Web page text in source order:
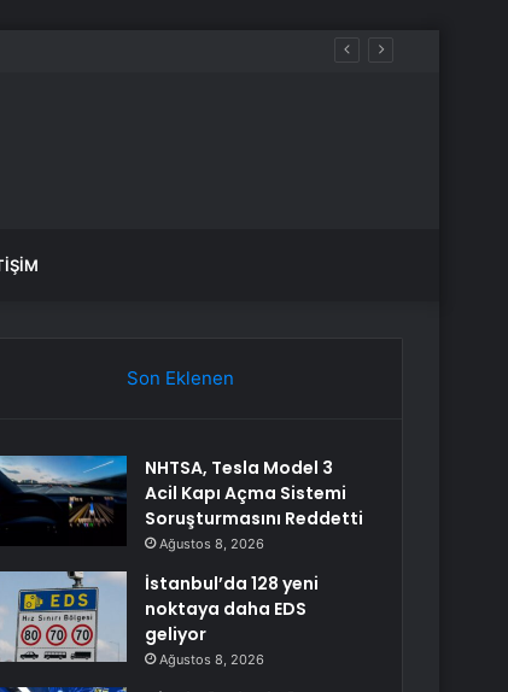
Son Eklenen
NHTSA, Tesla Model 3
Acil Kapı Açma Sistemi
Soruşturmasını Reddetti
Ağustos 8, 2026
İstanbul’da 128 yeni
noktaya daha EDS
geliyor
Ağustos 8, 2026